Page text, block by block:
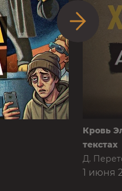
Кровь
текстах
Д.
1 июня